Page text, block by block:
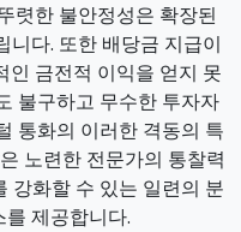
렷한 불안정성은 확장된
니다. 또한 배당금 지급이
인 금전적 이익을 얻지 못
불구하고 무수한 투자자
통화의 이러한 격동의 특
노련한 전문가의 통찰력
강화할 수 있는 일련의 분
제공합니다.